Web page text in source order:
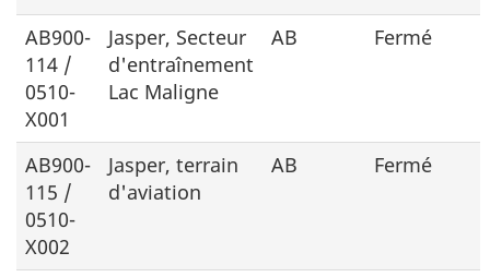
AB900-
114 /
0510-
X001
Jasper, Secteur
d'entraînement
Lac Maligne
AB Fermé
AB900-
115 /
0510-
X002
Jasper, terrain
d'aviation
AB Fermé